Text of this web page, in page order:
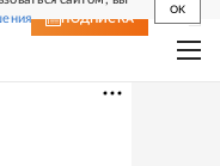
OK
ПОДПИСКА